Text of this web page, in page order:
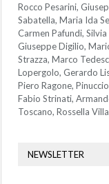
Rocco Pesarini,
Sabatella, Maria Ida
Carmen Pafundi,
Giuseppe Digilio,
Strazza, Marco
Lopergolo, Gerardo
Piero Ragone,
Fabio Strinati,
Toscano, Rossella
NEWSLETTER